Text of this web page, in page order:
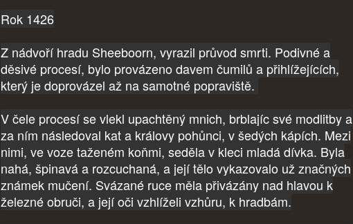
Rok 1426
Z nádvoří hradu Sheeboorn, vyrazil průvod smrti. Podivné a
děsivé procesí, bylo provázeno davem čumilů a přihlížejících,
který je doprovázel až na samotné popraviště.
V čele procesí se vlekl upachtěný mnich, brblajíc své modlitby a
za ním následoval kat a královy pohůnci, v šedých kápích. Mezi
nimi, ve voze taženém koňmi, seděla v kleci mladá dívka. Byla
nahá, špinavá a rozcuchaná, a její tělo vykazovalo už značných
známek mučení. Svázané ruce měla přivázány nad hlavou k
železné obruči, a její oči vzhlíželi vzhůru, k hradbám.